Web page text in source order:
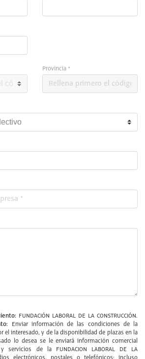
Provincia *
FUNDACIÓN LABORAL DE LA CONSTRUCCIÓN.
Enviar información de las condiciones de la
el interesado, y de la disponibilidad de plazas en la
lo desea se le enviará información comercial
de la FUNDACION LABORAL DE LA